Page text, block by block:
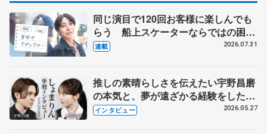
同じ演目で120回お客様に楽しんでも
らう 船上スケーターならではの困難
とは 影響あったPIW前キャプテン松
連載 2026.07.31
推しの素晴らしさを伝えたい宇野昌磨
の本気と、夢が遠ざかる経験をした本
田真凜の覚悟
インタビュー 2026.05.27